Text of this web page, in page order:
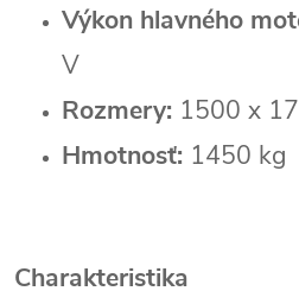
Výkon hlavného
V
Rozmery: 1500 x
Hmotnosť: 1450 kg
Charakteristika